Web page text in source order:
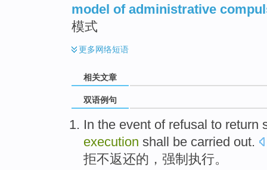
model of administrative
模式
更多网络短语
相关文章
双语例句
In the event of refusal to return
execution shall be carried out.
拒不返还的 ， 强制 执行。